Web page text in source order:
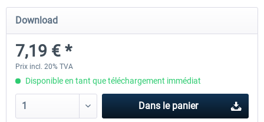
15,00 € *
Download
7,19 € *
Prix incl. 20% TVA
Disponible en tant que téléchargement immédiat
Dans le panier